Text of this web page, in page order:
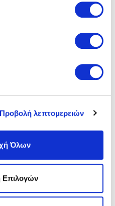
Προβολή λεπτομερειών
Όλων